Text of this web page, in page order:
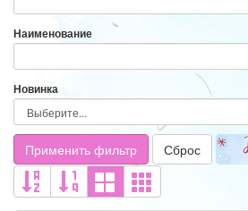
Наименование
Новинка
Применить фильтр Сброс